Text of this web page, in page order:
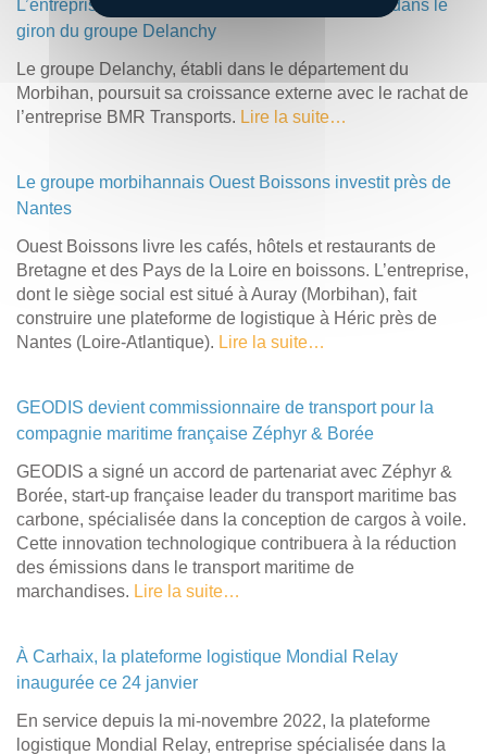
L’entreprise boulonnaise BMR Transports passe dans le
giron du groupe Delanchy
Le groupe Delanchy, établi dans le département du
Morbihan, poursuit sa croissance externe avec le rachat de
l’entreprise BMR Transports. Lire la suite…
Le groupe morbihannais Ouest Boissons investit près de
Nantes
Ouest Boissons livre les cafés, hôtels et restaurants de
Bretagne et des Pays de la Loire en boissons. L’entreprise,
dont le siège social est situé à Auray (Morbihan), fait
construire une plateforme de logistique à Héric près de
Nantes (Loire-Atlantique). Lire la suite…
GEODIS devient commissionnaire de transport pour la
compagnie maritime française Zéphyr & Borée
GEODIS a signé un accord de partenariat avec Zéphyr &
Borée, start-up française leader du transport maritime bas
carbone, spécialisée dans la conception de cargos à voile.
Cette innovation technologique contribuera à la réduction
des émissions dans le transport maritime de
marchandises. Lire la suite…
À Carhaix, la plateforme logistique Mondial Relay
inaugurée ce 24 janvier
En service depuis la mi-novembre 2022, la plateforme
logistique Mondial Relay, entreprise spécialisée dans la